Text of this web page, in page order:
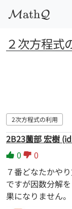
MathQ
２次方程式
2次方程式の利用
2B23薗部 宏樹
0
0
７番どなたかや
ですが因数分解
果になりません。